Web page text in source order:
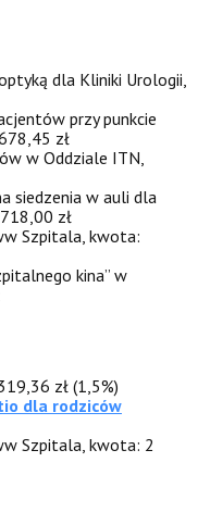
dla Kliniki Urologii,
przy punkcie
zł
w Oddziale ITN,
siedzenia w auli dla
zł
Szpitala, kwota:
kina” w
zł (1,5%)
dla rodziców
Szpitala, kwota: 2